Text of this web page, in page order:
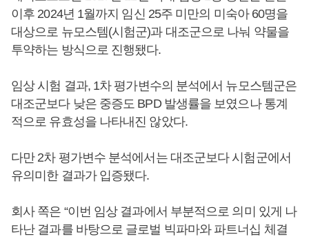
이후 2024년 1월까지 임신 25주 미만의 미숙아 60명을
대상으로 뉴모스템(시험군)과 대조군으로 나눠 약물을
투약하는 방식으로 진행됐다.
임상 시험 결과, 1차 평가변수의 분석에서 뉴모스템군은
대조군보다 낮은 중증도 BPD 발생률을 보였으나 통계
적으로 유효성을 나타내진 않았다.
다만 2차 평가변수 분석에서는 대조군보다 시험군에서
유의미한 결과가 입증됐다.
회사 쪽은 “이번 임상 결과에서 부분적으로 의미 있게 나
타난 결과를 바탕으로 글로벌 빅파마와 파트너십 체결